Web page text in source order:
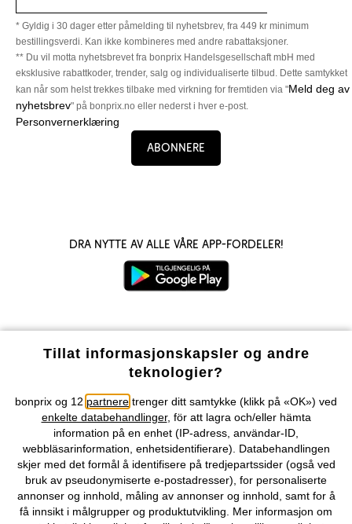
* Gyldig i 30 dager etter påmelding til nyhetsbrev, fra 449 kr minimum
bestillingsverdi. Kan ikke kombineres med andre rabattaksjoner.
** Du vil motta nyhetsbrevet fra bonprix Handelsgesellschaft mbH med
eksklusive rabattkoder, trender, salg og individualiserte tilbud. Dette samtykket
kan når som helst trekkes tilbake med virkning for fremtiden via "Meld deg av
nyhetsbrev" på bonprix.no eller nederst i hver e-post.
Personvernerklæring
Abonnere
Dra nytte av alle våre app-fordeler!
Våre betalingsalternativer
Vårt tilbud
Selskapet
Topkategorier / Sesongvarer
Tillat informasjonskapsler og andre
teknologier?
bonprix og 12 partnere trenger ditt samtykke (klikk på «OK») ved
enkelte databehandlinger, för att lagra och/eller hämta
information på en enhet (IP-adress, användar-ID,
webbläsarinformation, enhetsidentifierare). Databehandlingen
skjer med det formål å identifisere på tredjepartssider (også ved
bruk av pseudonymiserte e-postadresser), for personaliserte
annonser og innhold, måling av annonser og innhold, samt for å
få innsikt i målgrupper og produktutvikling. Mer informasjon om